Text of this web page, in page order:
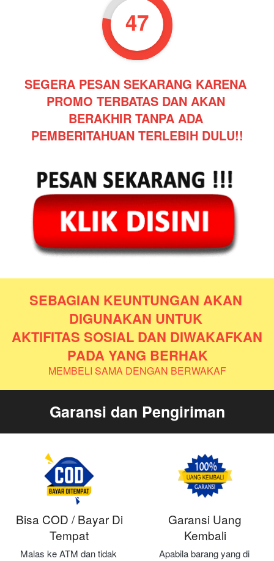
46
SEGERA PESAN SEKARANG KARENA
PROMO TERBATAS DAN AKAN
BERAKHIR TANPA ADA
PEMBERITAHUAN TERLEBIH DULU!!
SEBAGIAN KEUNTUNGAN AKAN
DIGUNAKAN UNTUK
AKTIFITAS SOSIAL DAN DIWAKAFKAN
PADA YANG BERHAK
MEMBELI SAMA DENGAN BERWAKAF
Garansi dan Pengiriman
Bisa COD / Bayar Di
Tempat
Malas ke ATM dan tidak
Garansi Uang
Kembali
Apabila barang yang di